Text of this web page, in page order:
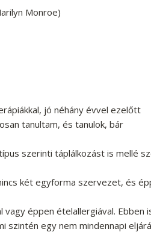
Monroe)
jó néhány évvel ezelőtt
tanultam, és tanulok, bár
szerinti táplálkozást is mellé
két egyforma szervezet, és
éppen ételallergiával. Ebben
egy nem mindennapi